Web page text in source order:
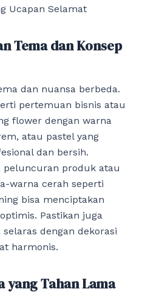
Ucapan Selamat
Tema dan Konsep
dan nuansa berbeda.
pertemuan bisnis atau
flower dengan warna
atau pastel yang
dan bersih.
produk atau
warna cerah seperti
bisa menciptakan
Pastikan juga
dengan dekorasi
harmonis.
yang Tahan Lama